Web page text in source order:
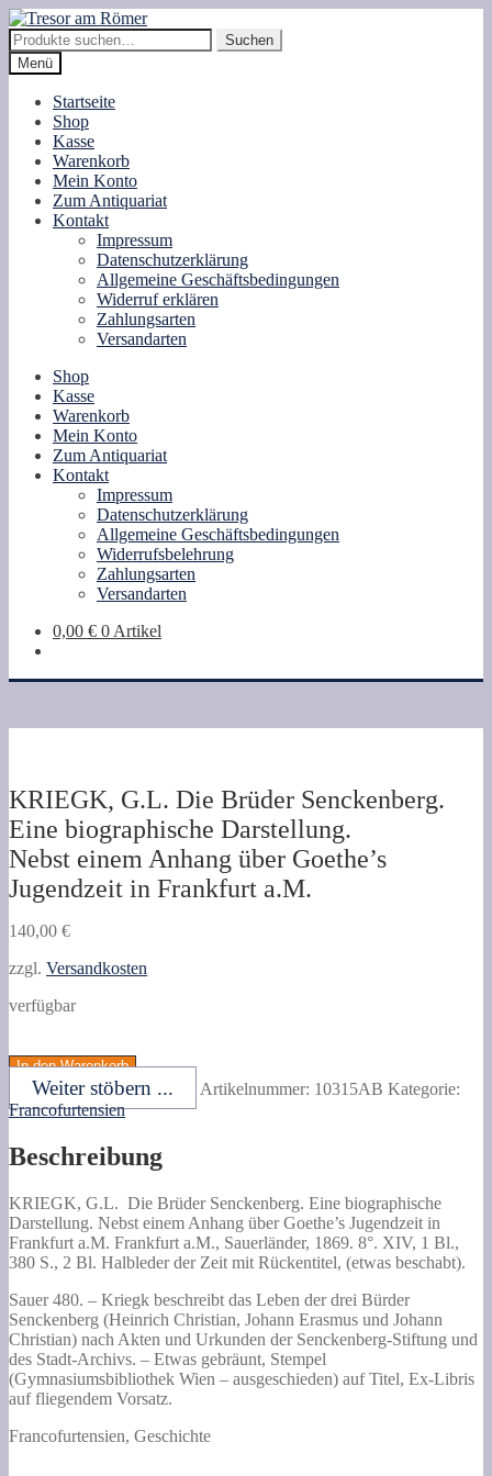
Zur
Navigation
springen
Zum
Inhalt
springen
Suche
nach:
Suchen
Menü
Startseite
Shop
Kasse
Warenkorb
Mein Konto
Zum Antiquariat
Kontakt
Impressum
Datenschutzerklärung
Allgemeine Geschäftsbedingungen
Widerruf erklären
Zahlungsarten
Versandarten
Shop
Kasse
Warenkorb
Mein Konto
Zum Antiquariat
Kontakt
Impressum
Datenschutzerklärung
Allgemeine Geschäftsbedingungen
Widerrufsbelehrung
Zahlungsarten
Versandarten
0,00 € 0 Artikel
KRIEGK, G.L. Die Brüder Senckenberg.
Eine biographische Darstellung.
Nebst einem Anhang über Goethe’s
Jugendzeit in Frankfurt a.M.
140,00 €
zzgl. Versandkosten
verfügbar
G.L.
Die
Brüder
Senckenberg.
biographische
Nebst
einem
Anhang
über
Jugendzeit
in
Frankfurt
a.M.
Menge
In den Warenkorb
Weiter stöbern ... Artikelnummer: 10315AB Kategorie:
Francofurtensien
Beschreibung
KRIEGK, G.L. Die Brüder Senckenberg. Eine biographische
Darstellung. Nebst einem Anhang über Goethe’s Jugendzeit in
Frankfurt a.M. Frankfurt a.M., Sauerländer, 1869. 8°. XIV, 1 Bl.,
380 S., 2 Bl. Halbleder der Zeit mit Rückentitel, (etwas beschabt).
Sauer 480. – Kriegk beschreibt das Leben der drei Bürder
Senckenberg (Heinrich Christian, Johann Erasmus und Johann
Christian) nach Akten und Urkunden der Senckenberg-Stiftung und
des Stadt-Archivs. – Etwas gebräunt, Stempel
(Gymnasiumsbibliothek Wien – ausgeschieden) auf Titel, Ex-Libris
auf fliegendem Vorsatz.
Francofurtensien, Geschichte